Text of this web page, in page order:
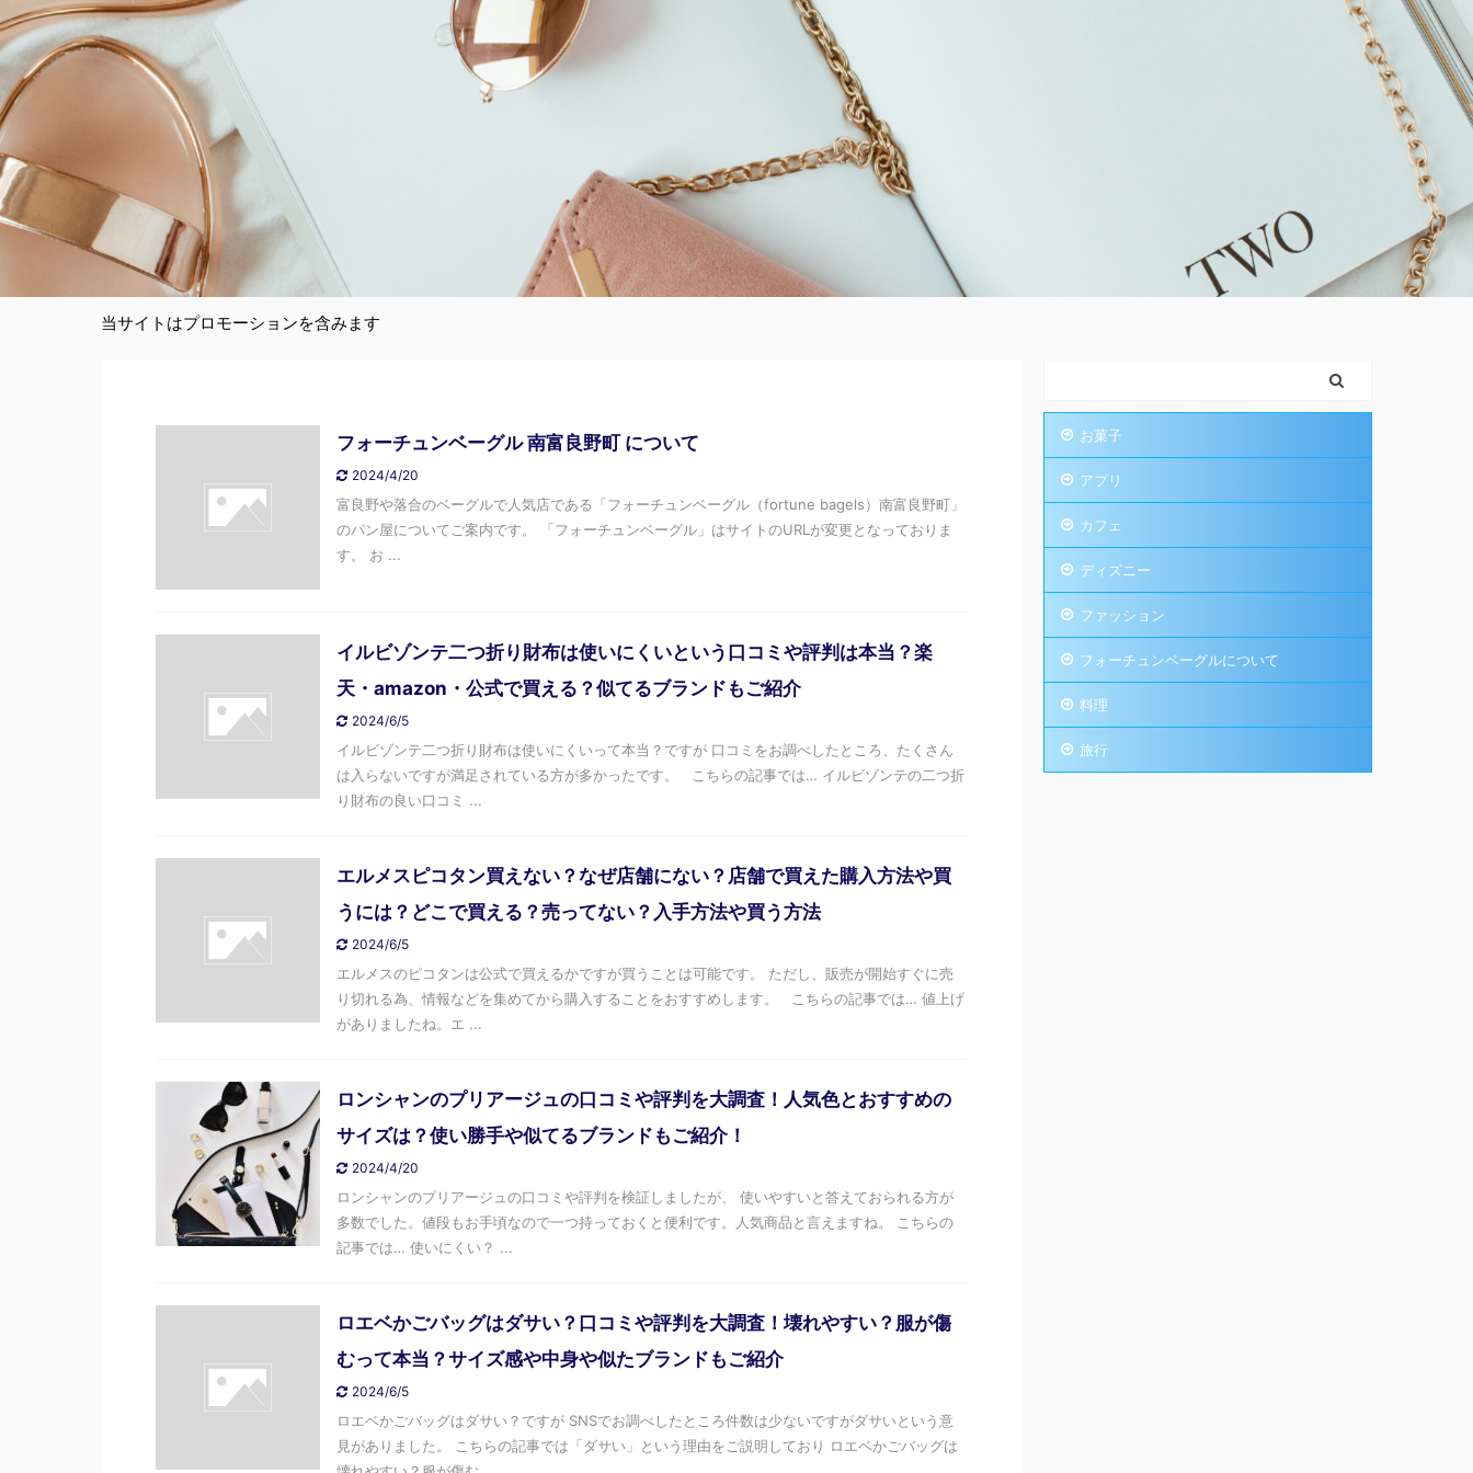
当サイトはプロモーションを含みます
フォーチュンベーグル 南富良野町 について
2024/4/20
富良野や落合のベーグルで人気店である「フォーチュンベーグル（fortune bagels）南富良野町」
のパン屋についてご案内です。 「フォーチュンベーグル」はサイトのURLが変更となっておりま
す。 お ...
イルビゾンテ二つ折り財布は使いにくいという口コミや評判は本当？楽
天・amazon・公式で買える？似てるブランドもご紹介
2024/6/5
イルビゾンテ二つ折り財布は使いにくいって本当？ですが 口コミをお調べしたところ、たくさん
は入らないですが満足されている方が多かったです。 こちらの記事では… イルビゾンテの二つ折
り財布の良い口コミ ...
エルメスピコタン買えない？なぜ店舗にない？店舗で買えた購入方法や買
うには？どこで買える？売ってない？入手方法や買う方法
2024/6/5
エルメスのピコタンは公式で買えるかですが買うことは可能です。 ただし、販売が開始すぐに売
り切れる為、情報などを集めてから購入することをおすすめします。 こちらの記事では… 値上げ
がありましたね。エ ...
ロンシャンのプリアージュの口コミや評判を大調査！人気色とおすすめの
サイズは？使い勝手や似てるブランドもご紹介！
2024/4/20
ロンシャンのプリアージュの口コミや評判を検証しましたが、 使いやすいと答えておられる方が
多数でした。値段もお手頃なので一つ持っておくと便利です。人気商品と言えますね。 こちらの
記事では… 使いにくい？ ...
ロエベかごバッグはダサい？口コミや評判を大調査！壊れやすい？服が傷
むって本当？サイズ感や中身や似たブランドもご紹介
2024/6/5
ロエベかごバッグはダサい？ですが SNSでお調べしたところ件数は少ないですがダサいという意
見がありました。 こちらの記事では「ダサい」という理由をご説明しており ロエベかごバッグは
お菓子
アプリ
カフェ
ディズニー
ファッション
フォーチュンベーグルについて
料理
旅行